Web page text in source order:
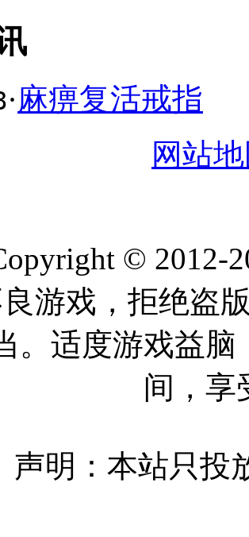
·麻痹复活戒指
网站
© 2012-
游戏，拒绝盗
。适度游戏益
间，享
声明：本站只投